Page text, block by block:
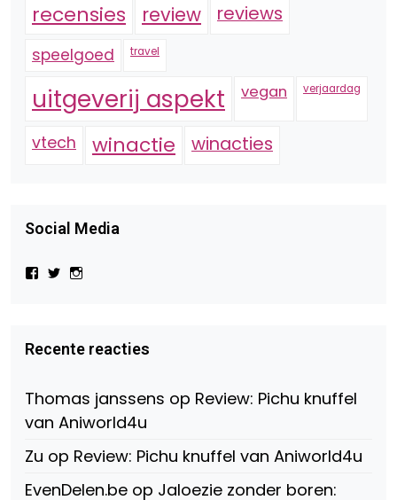
recensies review reviews
speelgoed travel
uitgeverij aspekt vegan verjaardag
vtech winactie winacties
Social Media
Bekijk
Beauty-
147775071915783/?
Facebook
Bekijk
op
Twitter
op
Instagram
Recente reacties
Thomas janssens op Review: Pichu knuffel
van Aniworld4u
Zu op Review: Pichu knuffel van Aniworld4u
EvenDelen.be op Jaloezie zonder boren: